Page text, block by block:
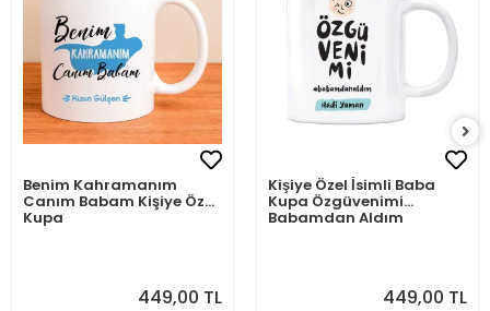
Benim Kahramanım
Canım Babam Kişiye Özel
Kupa
449,00 TL
Kişiye Özel İsimli Baba
Kupa Özgüvenimi
Babamdan Aldım
449,00 TL